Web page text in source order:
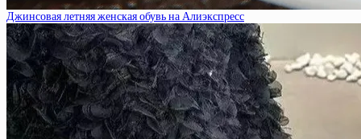
Джинсовая летняя женская обувь на Алиэкспресс